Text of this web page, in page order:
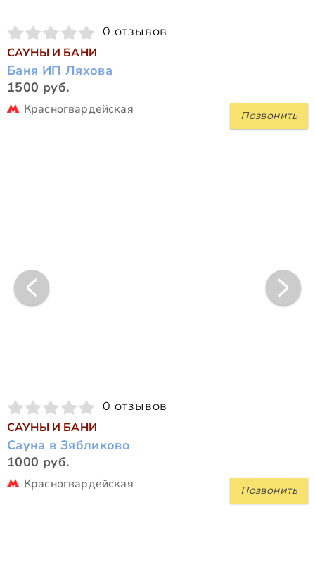
0 отзывов
САУНЫ И БАНИ
Баня ИП Ляхова
1500 руб.
Позвонить
Красногвардейская
0 отзывов
САУНЫ И БАНИ
Сауна в Зябликово
1000 руб.
Позвонить
Красногвардейская